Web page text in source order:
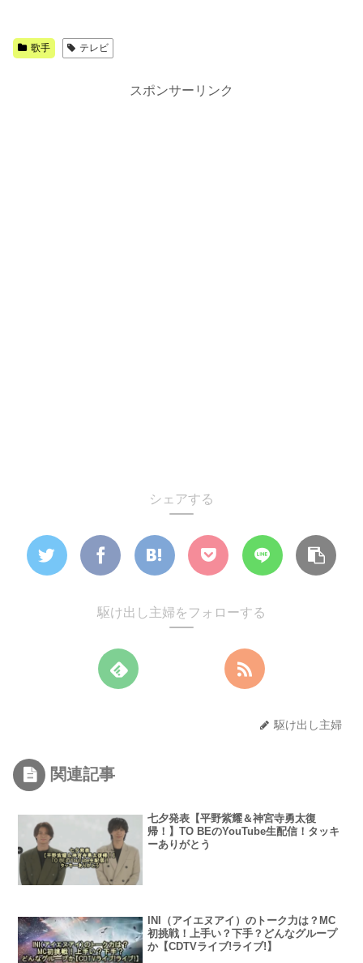
歌手 テレビ
スポンサーリンク
シェアする
駆け出し主婦をフォローする
駆け出し主婦
関連記事
七夕発表【平野紫耀＆神宮寺勇太復
帰！】TO BEのYouTube生配信！タッキ
ーありがとう
INI（アイエヌアイ）のトーク力は？MC
初挑戦！上手い？下手？どんなグループ
か【CDTVライブ!ライブ!】